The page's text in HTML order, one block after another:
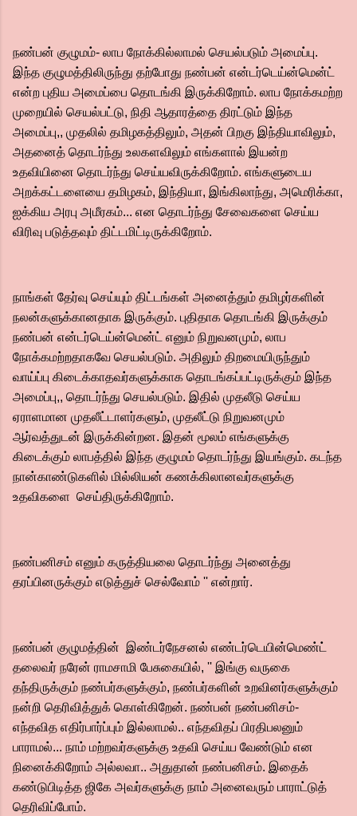
நண்பன் குழுமம்- லாப நோக்கில்லாமல் செயல்படும் அமைப்பு.
இந்த குழுமத்திலிருந்து தற்போது நண்பன் என்டர்டெய்ன்மென்ட்
என்ற புதிய அமைப்பை தொடங்கி இருக்கிறோம். லாப நோக்கமற்ற
முறையில் செயல்பட்டு, நிதி ஆதாரத்தை திரட்டும் இந்த
அமைப்பு,, முதலில் தமிழகத்திலும், அதன் பிறகு இந்தியாவிலும்,
அதனைத் தொடர்ந்து உலகளவிலும் எங்களால் இயன்ற
உதவியினை தொடர்ந்து செய்யவிருக்கிறோம். எங்களுடைய
அறக்கட்டளையை தமிழகம், இந்தியா, இங்கிலாந்து, அமெரிக்கா,
ஐக்கிய அரபு அமீரகம்... என தொடர்ந்து சேவைகளை செய்ய
விரிவு படுத்தவும் திட்டமிட்டிருக்கிறோம்.
நாங்கள் தேர்வு செய்யும் திட்டங்கள் அனைத்தும் தமிழர்களின்
நலன்களுக்கானதாக இருக்கும். புதிதாக தொடங்கி இருக்கும்
நண்பன் என்டர்டெய்ன்மென்ட் எனும் நிறுவனமும், லாப
நோக்கமற்றதாகவே செயல்படும். அதிலும் திறமையிருந்தும்
வாய்ப்பு கிடைக்காதவர்களுக்காக தொடங்கப்பட்டிருக்கும் இந்த
அமைப்பு,, தொடர்ந்து செயல்படும். இதில் முதலீடு செய்ய
ஏராளமான முதலீட்டாளர்களும், முதலீட்டு நிறுவனமும்
ஆர்வத்துடன் இருக்கின்றன. இதன் மூலம் எங்களுக்கு
கிடைக்கும் லாபத்தில் இந்த குழுமம் தொடர்ந்து இயங்கும். கடந்த
நான்காண்டுகளில் மில்லியன் கணக்கிலானவர்களுக்கு
உதவிகளை செய்திருக்கிறோம்.
நண்பனிசம் எனும் கருத்தியலை தொடர்ந்து அனைத்து
தரப்பினருக்கும் எடுத்துச் செல்வோம் '' என்றார்.
நண்பன் குழுமத்தின் இண்டர்நேசனல் எண்டர்டெயின்மெண்ட்
தலைவர் நரேன் ராமசாமி பேசுகையில், '' இங்கு வருகை
தந்திருக்கும் நண்பர்களுக்கும், நண்பர்களின் உறவினர்களுக்கும்
நன்றி தெரிவித்துக் கொள்கிறேன். நண்பன் நண்பனிசம்-
எந்தவித எதிர்பார்ப்பும் இல்லாமல்.. எந்தவிதப் பிரதிபலனும்
பாராமல்... நாம் மற்றவர்களுக்கு உதவி செய்ய வேண்டும் என
நினைக்கிறோம் அல்லவா.. அதுதான் நண்பனிசம். இதைக்
கண்டுபிடித்த ஜிகே அவர்களுக்கு நாம் அனைவரும் பாராட்டுத்
தெரிவிப்போம்.